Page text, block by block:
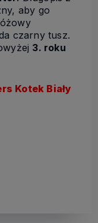
aby go
czarny tusz.
3. roku
Kotek Biały